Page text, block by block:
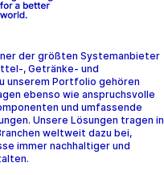
der größten Systemanbieter
, Getränke- und
unserem Portfolio gehören
ebenso wie anspruchsvolle
und umfassende
Unsere Lösungen tragen in
weltweit dazu bei,
immer nachhaltiger und